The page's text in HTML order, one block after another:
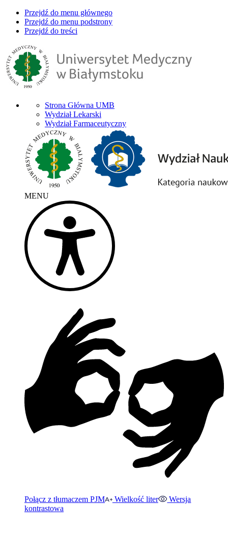
Przejdź do menu głównego
Przejdź do menu podstrony
Przejdź do treści
Strona Główna UMB
Wydział Lekarski
Wydział Farmaceutyczny
MENU
Połącz z tłumaczem PJM Wielkość liter
Wersja
kontrastowa